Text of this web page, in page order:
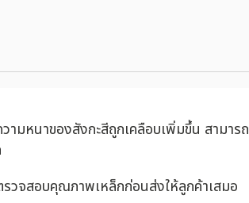
มหนาของสังกะสีถูกเคลือบเพิ่มขึ้น สามารถ
วจสอบคุณภาพเหล็กก่อนส่งให้ลูกค้าเสมอ